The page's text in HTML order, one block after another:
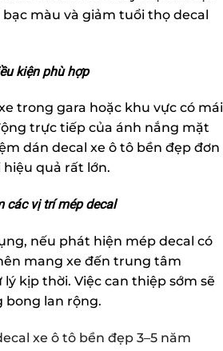
màu và giảm tuổi thọ decal
kiện phù hợp
trong gara hoặc khu vực có mái
trực tiếp của ánh nắng mặt
dán decal xe ô tô bền đẹp đơn
quả rất lớn.
các vị trí mép decal
nếu phát hiện mép decal có
mang xe đến trung tâm
kịp thời. Việc can thiệp sớm sẽ
lan rộng.